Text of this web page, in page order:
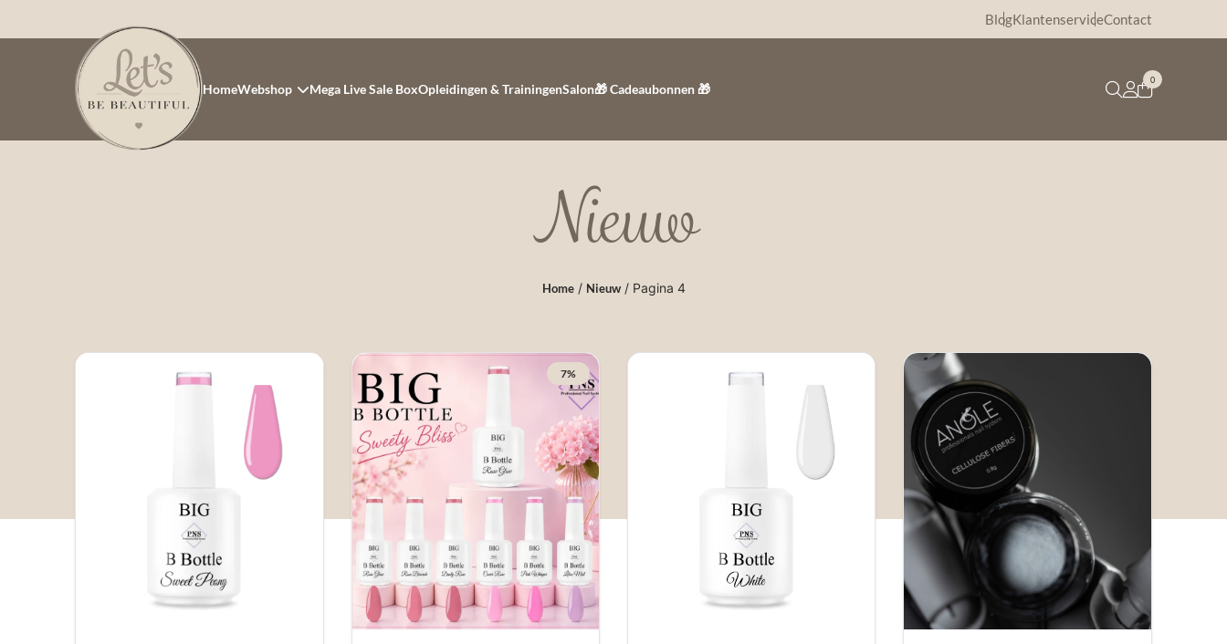
BlogKlantenserviceContact
HomeWebshop Mega Live Sale BoxOpleidingen & TrainingenSalon🎁 Cadeaubonnen 🎁
0
Nieuw
Home/ Nieuw/ Pagina 4
7%